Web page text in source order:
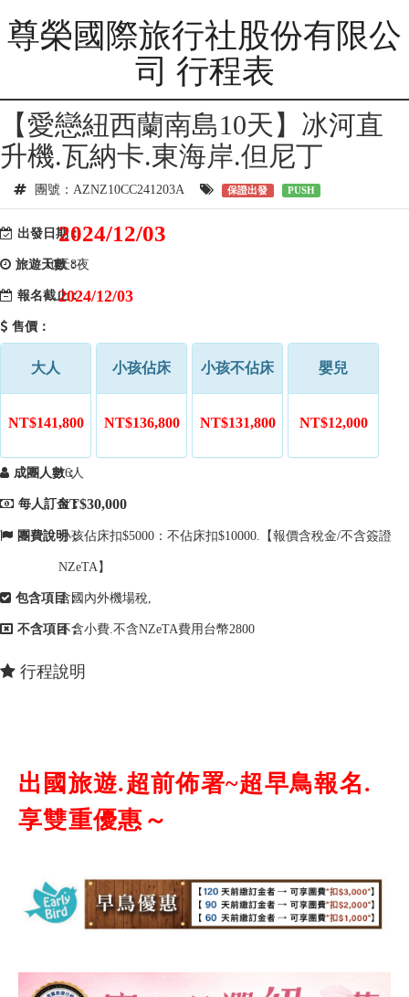
尊榮國際旅行社股份有限公
司 行程表
【愛戀紐西蘭南島10天】冰河直
升機.瓦納卡.東海岸.但尼丁
團號：AZNZ10CC241203A 保證出發 PUSH
出發日期：2024/12/03
旅遊天數：
10天8夜
報名截止：2024/12/03
售價：
大人
NT$141,800
小孩佔床
NT$136,800
小孩不佔床
NT$131,800
嬰兒
NT$12,000
成團人數：
16人
每人訂金：NT$30,000
團費說明：小孩佔床扣$5000：不佔床扣$10000.【報價含稅金/不含簽證
NZeTA】
包含項目：含國內外機場稅,
不含項目：不含小費.不含NZeTA費用台幣2800
行程說明
出國旅遊.超前佈署~超早鳥報名.
享雙重優惠～